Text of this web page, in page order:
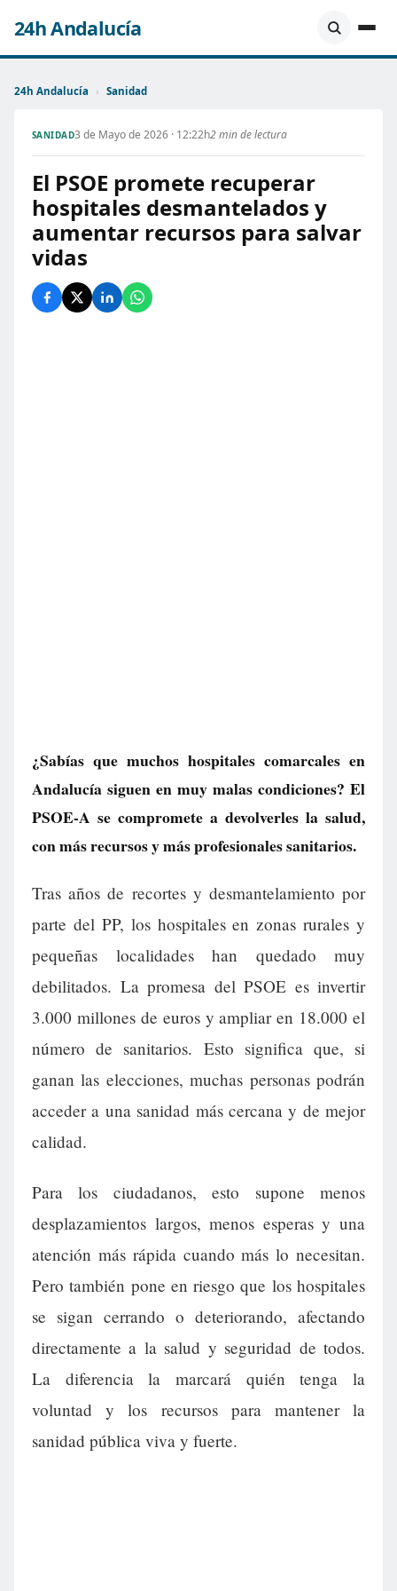
24h Andalucía
24h Andalucía › Sanidad
SANIDAD3 de Mayo de 2026 · 12:22h2 min de lectura
El PSOE promete recuperar
hospitales desmantelados y
aumentar recursos para salvar
vidas
¿Sabías que muchos hospitales comarcales en
Andalucía siguen en muy malas condiciones? El
PSOE-A se compromete a devolverles la salud,
con más recursos y más profesionales sanitarios.
Tras años de recortes y desmantelamiento por
parte del PP, los hospitales en zonas rurales y
pequeñas localidades han quedado muy
debilitados. La promesa del PSOE es invertir
3.000 millones de euros y ampliar en 18.000 el
número de sanitarios. Esto significa que, si
ganan las elecciones, muchas personas podrán
acceder a una sanidad más cercana y de mejor
calidad.
Para los ciudadanos, esto supone menos
desplazamientos largos, menos esperas y una
atención más rápida cuando más lo necesitan.
Pero también pone en riesgo que los hospitales
se sigan cerrando o deteriorando, afectando
directamente a la salud y seguridad de todos.
La diferencia la marcará quién tenga la
voluntad y los recursos para mantener la
sanidad pública viva y fuerte.